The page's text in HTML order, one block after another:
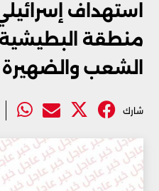
استهداف
منطقة البطيشية
الشعب
شارك